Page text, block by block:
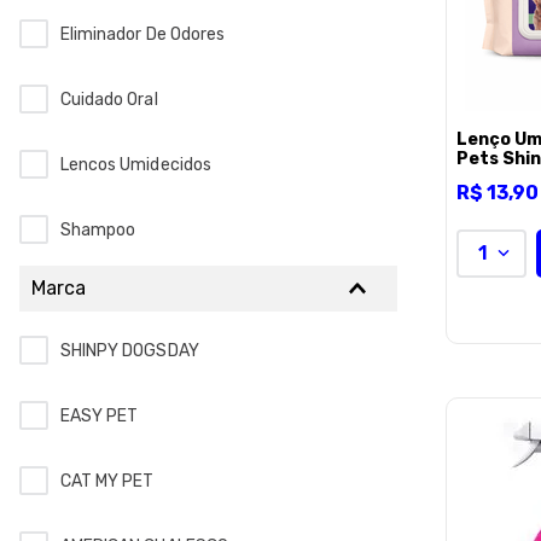
Eliminador De Odores
Cuidado Oral
Lencos Umidecidos
Shampoo
Luva
Tapete Higiênico
Banho A Seco E Talco
Marca
SHINPY DOGSDAY
EASY PET
CAT MY PET
Lenço
Pets
R$ 13,90
1